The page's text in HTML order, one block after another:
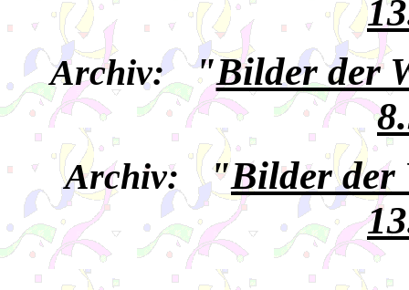
Archiv: "Bilder der
Archiv: "Bilder der